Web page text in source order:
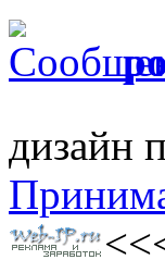
дизайн